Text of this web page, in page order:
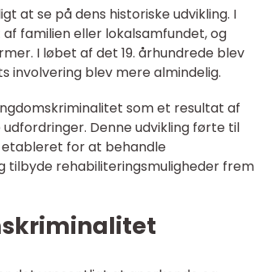
at se på dens historiske udvikling. I
familien eller lokalsamfundet, og
I løbet af det 19. århundrede blev
involvering blev mere almindelig.
som et resultat af
Denne udvikling førte til
for at behandle
tilbyde rehabiliteringsmuligheder frem